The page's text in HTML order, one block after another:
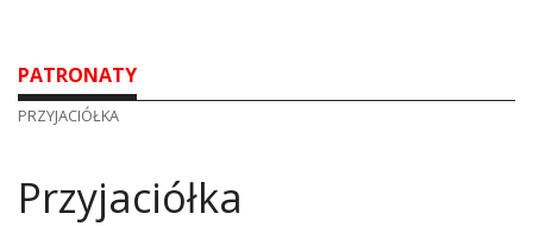
PATRONATY
PRZYJACIÓŁKA
Przyjaciółka